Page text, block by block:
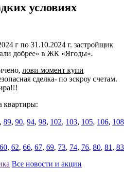
условиях
г по 31.10.2024 г. застройщик
добрее» в ЖК «Ягоды».
лови момент купи
сделка- по эскроу счетам.
квартиры:
, 89, 90, 94, 98, 102, 103, 105, 106, 108
60, 62, 66, 67, 69, 73, 74, 76, 80, 81 , 83
Все новости и акции